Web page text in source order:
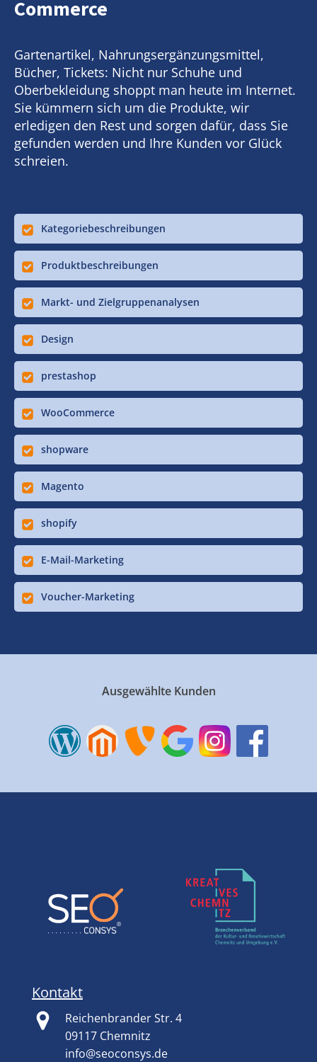
Commerce
Gartenartikel, Nahrungsergänzungsmittel,
Bücher, Tickets: Nicht nur Schuhe und
Oberbekleidung shoppt man heute im Internet.
Sie kümmern sich um die Produkte, wir
erledigen den Rest und sorgen dafür, dass Sie
gefunden werden und Ihre Kunden vor Glück
schreien.
Kategoriebeschreibungen
Produktbeschreibungen
Markt- und Zielgruppenanalysen
Design
prestashop
WooCommerce
shopware
Magento
shopify
E-Mail-Marketing
Voucher-Marketing
Ausgewählte Kunden
Kontakt
Reichenbrander Str. 4
09117 Chemnitz
info@seoconsys.de